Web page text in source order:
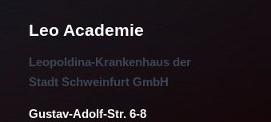
Leo Academie
Leopoldina-Krankenhaus der
Stadt Schweinfurt GmbH
Gustav-Adolf-Str. 6-8